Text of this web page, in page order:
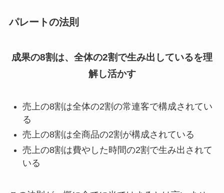
パレートの法則
成果の8割は、全体の2割で生み出しているを理
解し活かす
売上の8割は全体の2割の常連客で構成されてい
る
売上の8割は全商品の2割が構成されている
売上の8割は費やした時間の2割で生み出されて
いる